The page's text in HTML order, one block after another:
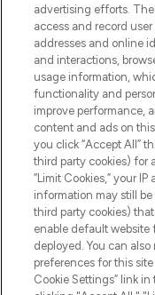
Do Not
AIDE
À
advertising efforts.
access and record
addresses and online
and interactions,
usage information,
functionality and
improve performance,
content and ads on
you click “Accept All”
third party cookies) for
“Limit Cookies,” your
information may still
third party cookies)
enable default
deployed. You can
preferences for this
Cookie Settings” link